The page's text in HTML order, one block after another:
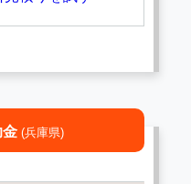
金 (兵庫県)